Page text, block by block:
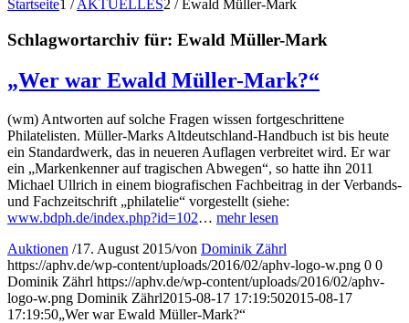
Startseite1 / AKTUELLES2 / Ewald Müller-Mark
Schlagwortarchiv für: Ewald Müller-Mark
„Wer war Ewald Müller-Mark?“
(wm) Antworten auf solche Fragen wissen fortgeschrittene
Philatelisten. Müller-Marks Altdeutschland-Handbuch ist bis heute
ein Standardwerk, das in neueren Auflagen verbreitet wird. Er war
ein „Markenkenner auf tragischen Abwegen“, so hatte ihn 2011
Michael Ullrich in einem biografischen Fachbeitrag in der Verbands-
und Fachzeitschrift „philatelie“ vorgestellt (siehe:
www.bdph.de/index.php?id=102… mehr lesen
Auktionen /17. August 2015/von Dominik Zährl
https://aphv.de/wp-content/uploads/2016/02/aphv-logo-w.png 0 0
Dominik Zährl https://aphv.de/wp-content/uploads/2016/02/aphv-
logo-w.png Dominik Zährl2015-08-17 17:19:502015-08-17
17:19:50„Wer war Ewald Müller-Mark?“